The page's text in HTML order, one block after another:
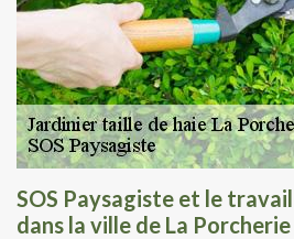
SOS Paysagiste et le
dans la ville de La